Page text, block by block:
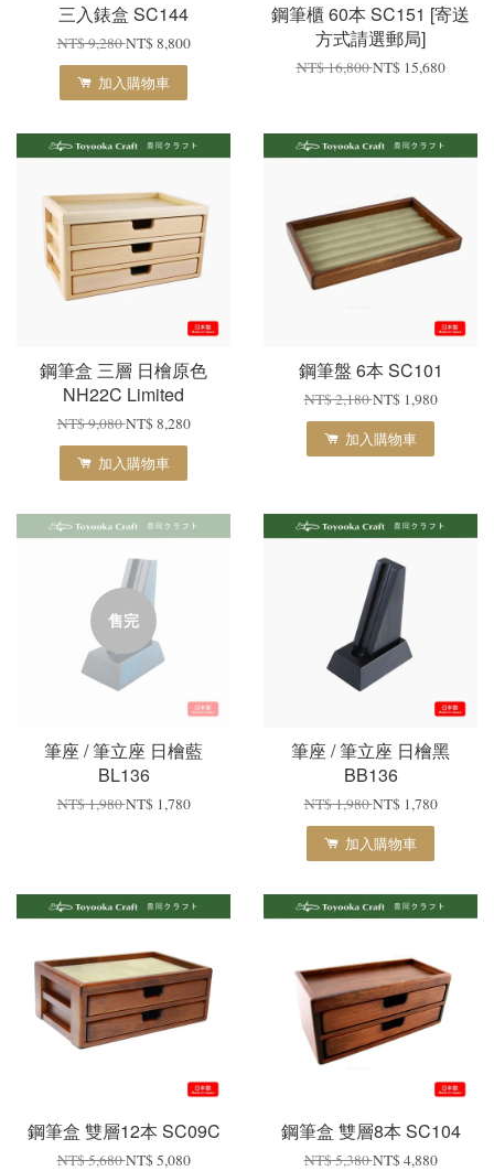
三入錶盒 SC144
NT$ 9,280NT$ 8,800
加入購物車
鋼筆櫃 60本 SC151 [寄送
方式請選郵局]
NT$ 16,800NT$ 15,680
鋼筆盒 三層 日檜原色
NH22C Limited
NT$ 9,080NT$ 8,280
加入購物車
鋼筆盤 6本 SC101
NT$ 2,180NT$ 1,980
加入購物車
售完
筆座 / 筆立座 日檜藍
BL136
NT$ 1,980NT$ 1,780
筆座 / 筆立座 日檜黑
BB136
NT$ 1,980NT$ 1,780
加入購物車
鋼筆盒 雙層12本 SC09C
NT$ 5,680NT$ 5,080
鋼筆盒 雙層8本 SC104
NT$ 5,380NT$ 4,880